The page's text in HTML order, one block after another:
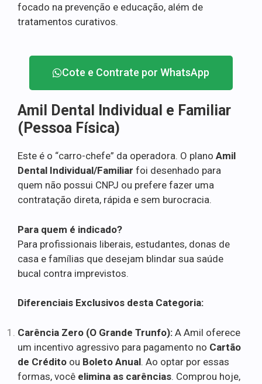
focado na prevenção e educação, além de
tratamentos curativos.
Cote e Contrate por WhatsApp
Amil Dental Individual e Familiar
(Pessoa Física)
Este é o “carro-chefe” da operadora. O plano Amil
Dental Individual/Familiar foi desenhado para
quem não possui CNPJ ou prefere fazer uma
contratação direta, rápida e sem burocracia.
Para quem é indicado?
Para profissionais liberais, estudantes, donas de
casa e famílias que desejam blindar sua saúde
bucal contra imprevistos.
Diferenciais Exclusivos desta Categoria:
Carência Zero (O Grande Trunfo): A Amil oferece
um incentivo agressivo para pagamento no Cartão
de Crédito ou Boleto Anual. Ao optar por essas
formas, você elimina as carências. Comprou hoje,